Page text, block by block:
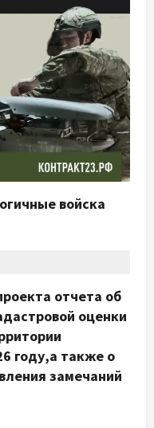
войска
отчета об
оценки
году,а также о
замечаний